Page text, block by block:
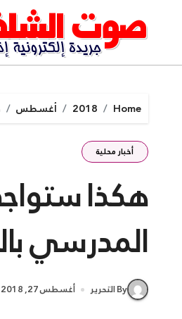
content
Home
2018 أغسطس
أخبار محلية
هكذا
المدرسي
By التحرير أغسطس 27, 2018